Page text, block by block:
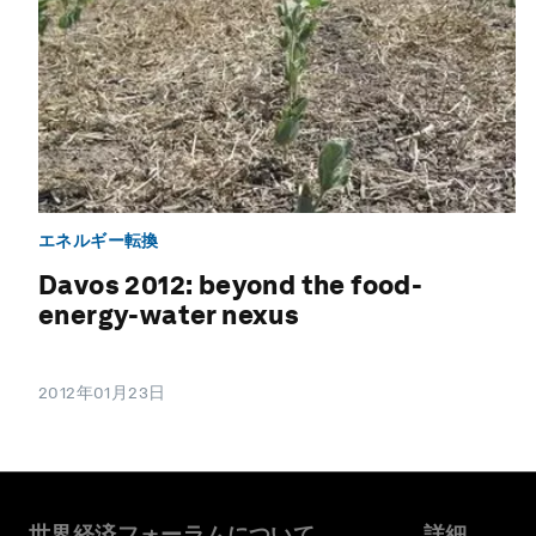
エネルギー転換
Davos 2012: beyond the food-
energy-water nexus
2012年01月23日